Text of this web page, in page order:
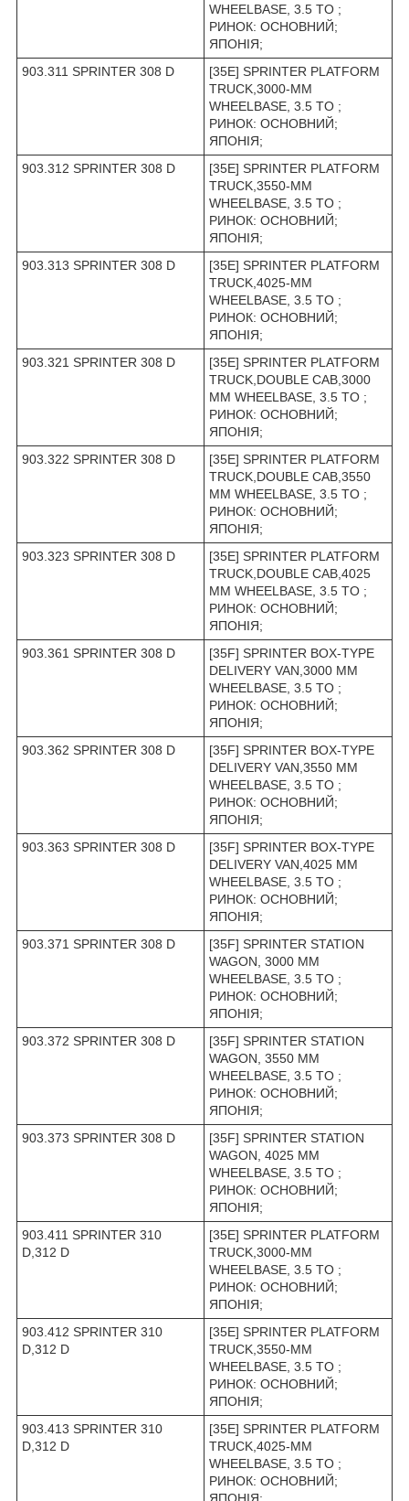
WHEELBASE, 3.5 TO ;
РИНОК: ОСНОВНИЙ;
ЯПОНІЯ;
903.311 SPRINTER 308 D
[35E] SPRINTER PLATFORM
TRUCK,3000-MM
WHEELBASE, 3.5 TO ;
РИНОК: ОСНОВНИЙ;
ЯПОНІЯ;
903.312 SPRINTER 308 D
[35E] SPRINTER PLATFORM
TRUCK,3550-MM
WHEELBASE, 3.5 TO ;
РИНОК: ОСНОВНИЙ;
ЯПОНІЯ;
903.313 SPRINTER 308 D
[35E] SPRINTER PLATFORM
TRUCK,4025-MM
WHEELBASE, 3.5 TO ;
РИНОК: ОСНОВНИЙ;
ЯПОНІЯ;
903.321 SPRINTER 308 D
[35E] SPRINTER PLATFORM
TRUCK,DOUBLE CAB,3000
MM WHEELBASE, 3.5 TO ;
РИНОК: ОСНОВНИЙ;
ЯПОНІЯ;
903.322 SPRINTER 308 D
[35E] SPRINTER PLATFORM
TRUCK,DOUBLE CAB,3550
MM WHEELBASE, 3.5 TO ;
РИНОК: ОСНОВНИЙ;
ЯПОНІЯ;
903.323 SPRINTER 308 D
[35E] SPRINTER PLATFORM
TRUCK,DOUBLE CAB,4025
MM WHEELBASE, 3.5 TO ;
РИНОК: ОСНОВНИЙ;
ЯПОНІЯ;
903.361 SPRINTER 308 D
[35F] SPRINTER BOX-TYPE
DELIVERY VAN,3000 MM
WHEELBASE, 3.5 TO ;
РИНОК: ОСНОВНИЙ;
ЯПОНІЯ;
903.362 SPRINTER 308 D
[35F] SPRINTER BOX-TYPE
DELIVERY VAN,3550 MM
WHEELBASE, 3.5 TO ;
РИНОК: ОСНОВНИЙ;
ЯПОНІЯ;
903.363 SPRINTER 308 D
[35F] SPRINTER BOX-TYPE
DELIVERY VAN,4025 MM
WHEELBASE, 3.5 TO ;
РИНОК: ОСНОВНИЙ;
ЯПОНІЯ;
903.371 SPRINTER 308 D
[35F] SPRINTER STATION
WAGON, 3000 MM
WHEELBASE, 3.5 TO ;
РИНОК: ОСНОВНИЙ;
ЯПОНІЯ;
903.372 SPRINTER 308 D
[35F] SPRINTER STATION
WAGON, 3550 MM
WHEELBASE, 3.5 TO ;
РИНОК: ОСНОВНИЙ;
ЯПОНІЯ;
903.373 SPRINTER 308 D
[35F] SPRINTER STATION
WAGON, 4025 MM
WHEELBASE, 3.5 TO ;
РИНОК: ОСНОВНИЙ;
ЯПОНІЯ;
903.411 SPRINTER 310
D,312 D
[35E] SPRINTER PLATFORM
TRUCK,3000-MM
WHEELBASE, 3.5 TO ;
РИНОК: ОСНОВНИЙ;
ЯПОНІЯ;
903.412 SPRINTER 310
D,312 D
[35E] SPRINTER PLATFORM
TRUCK,3550-MM
WHEELBASE, 3.5 TO ;
РИНОК: ОСНОВНИЙ;
ЯПОНІЯ;
903.413 SPRINTER 310
D,312 D
[35E] SPRINTER PLATFORM
TRUCK,4025-MM
WHEELBASE, 3.5 TO ;
РИНОК: ОСНОВНИЙ;
ЯПОНІЯ;